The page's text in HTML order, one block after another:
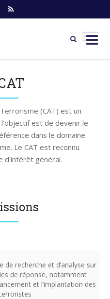
(CAT) est un
est de devenir le
dans le domaine
Le CAT est reconnu
d'intérêt général.
de recherche et d’analyse sur
de réponse, notamment
et l’implantation des